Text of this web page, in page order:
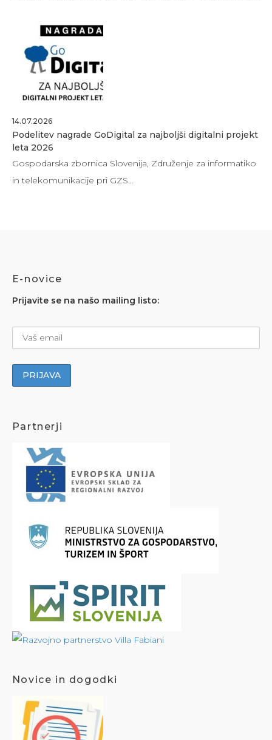
14.07.2026
Podelitev nagrade GoDigital za najboljši digitalni projekt
leta 2026
Gospodarska zbornica Slovenija, Združenje za informatiko
in telekomunikacije pri GZS…
E-novice
Prijavite se na našo mailing listo:
Partnerji
Novice in dogodki